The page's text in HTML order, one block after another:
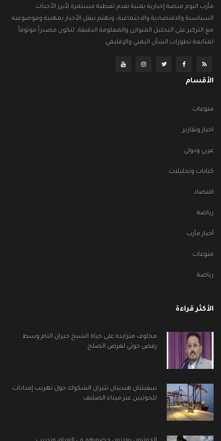
مأرب اليوم منصة إخبارية يمنية تقدم تغطية مستمرة لأبرز الأحداث
السياسية والاقتصادية والاجتماعية، وتهتم بنقل الأخبار بمهنية وموضوعية
مع التركيز على التحليل المتوازن والمعلومة الدقيقة، لتكون مصدراً موثوقاً
لمتابعة تطورات الشأن اليمني والإقليمي.
الأقسام
منوعات
اخبار وتقارير
عربي ودولي
كتابات وتحليلات
اقتصاد
رياضة
أخبار مأرب
منوعات
رياضة
الأكثر قراءة
مخاوف متزايدة على حياة الشيخ جبران التام وسط
رفض حوثي لعرض الصلح
سفينتان هنديتان تثيران الشكوك حول تهريب إمدادات
للحوثيين عبر ميناء الصليف